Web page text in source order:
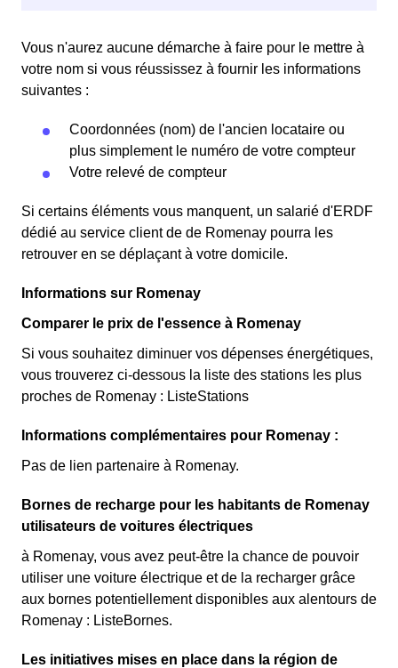
Vous n'aurez aucune démarche à faire pour le mettre à
votre nom si vous réussissez à fournir les informations
suivantes :
Coordonnées (nom) de l'ancien locataire ou
plus simplement le numéro de votre compteur
Votre relevé de compteur
Si certains éléments vous manquent, un salarié d'ERDF
dédié au service client de de Romenay pourra les
retrouver en se déplaçant à votre domicile.
Informations sur Romenay
Comparer le prix de l'essence à Romenay
Si vous souhaitez diminuer vos dépenses énergétiques,
vous trouverez ci-dessous la liste des stations les plus
proches de Romenay : ListeStations
Informations complémentaires pour Romenay :
Pas de lien partenaire à Romenay.
Bornes de recharge pour les habitants de Romenay
utilisateurs de voitures électriques
à Romenay, vous avez peut-être la chance de pouvoir
utiliser une voiture électrique et de la recharger grâce
aux bornes potentiellement disponibles aux alentours de
Romenay : ListeBornes.
Les initiatives mises en place dans la région de